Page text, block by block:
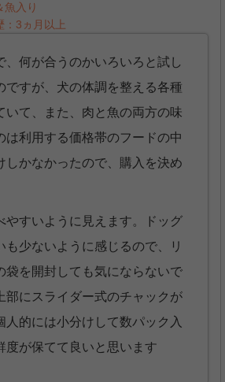
魚入り
：3ヵ月以上
、何が合うのかいろいろと試し
ですが、犬の体調を整える各種
いて、また、肉と魚の両方の味
は利用する価格帯のフードの中
しかなかったので、購入を決め
やすいように見えます。ドッグ
も少ないように感じるので、リ
袋を開封しても気にならないで
部にスライダー式のチャックが
人的には小分けして数パック入
度が保てて良いと思います